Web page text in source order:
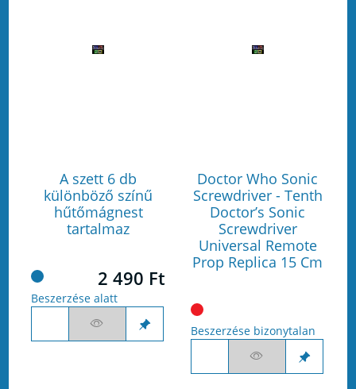
A szett 6 db
különböző színű
hűtőmágnest
tartalmaz
2 490 Ft
Beszerzése alatt
Doctor Who Sonic
Screwdriver - Tenth
Doctor’s Sonic
Screwdriver
Universal Remote
Prop Replica 15 Cm
Beszerzése bizonytalan